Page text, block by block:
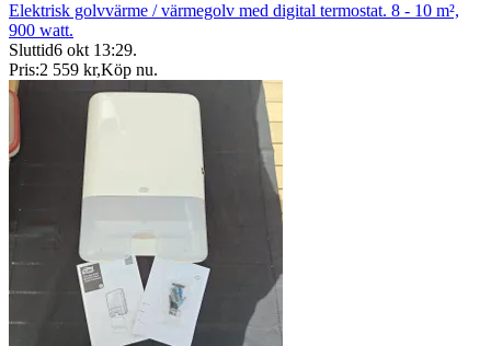
Elektrisk golvvärme / värmegolv med digital termostat. 8 - 10 m²,
900 watt.
Sluttid6 okt 13:29.
Pris:2 559 kr,Köp nu.